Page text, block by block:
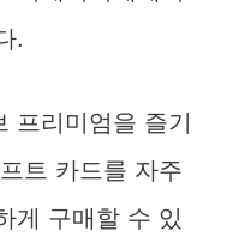
.
프리미엄을 즐기
트 카드를 자주
게 구매할 수 있